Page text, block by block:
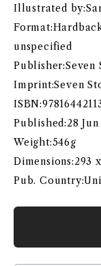
Illustrated
unspecified
Publisher:Seven
Imprint:Seven
Published:28
Weight:546g
Dimensions:293
Pub.